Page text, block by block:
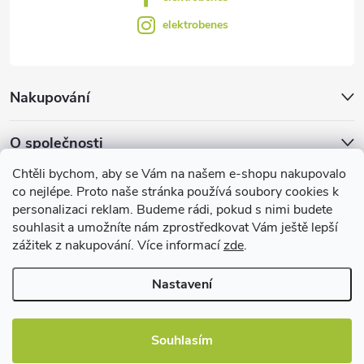
Chtěli bychom, aby se Vám na našem e-shopu nakupovalo
co nejlépe. Proto naše stránka používá soubory cookies k
personalizaci reklam. Budeme rádi, pokud s nimi budete
souhlasit a umožníte nám zprostředkovat Vám ještě lepší
zážitek z nakupování. Více informacízde.
Nastavení
Souhlasím
Nakupování
O společnosti
Facebook
elektrobenes
Užitečné informace